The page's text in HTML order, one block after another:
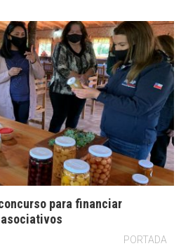
para financiar
PORTADA